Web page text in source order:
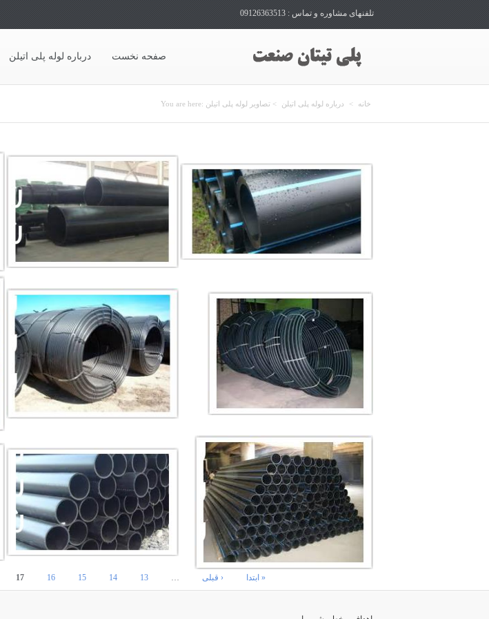
تلفنهای مشاوره و تماس : 09126363513
صفحه نخست درباره لوله پلی اتیلن
You are here: خانه > درباره لوله پلی اتیلن > تصاویر لوله پلی اتیلن
« ابتدا ‹ قبلی …
13
14
15
16
17